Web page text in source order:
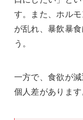
す。また、ホル
が乱れ、暴飲暴
う。
一方で、食欲が
個人差があります